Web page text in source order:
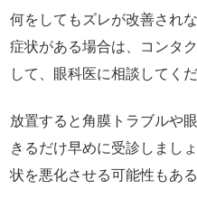
何をしてもズレが改善され
症状がある場合は、コンタ
して、眼科医に相談してくだ
放置すると角膜トラブルや
きるだけ早めに受診しまし
状を悪化させる可能性もあ